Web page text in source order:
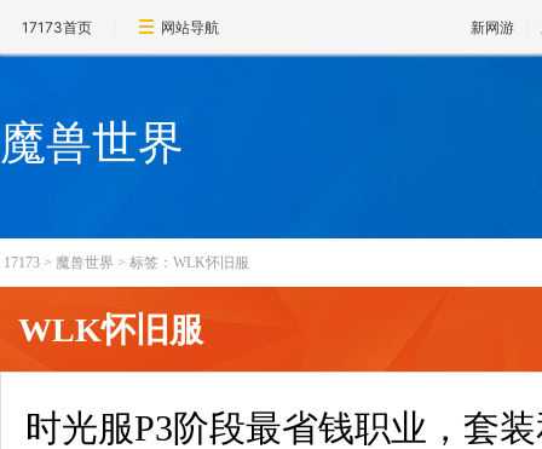
17173首页 网站导航 新网游
魔兽世界
17173 > 魔兽世界 > 标签：WLK怀旧服
WLK怀旧服
时光服P3阶段最省钱职业，套